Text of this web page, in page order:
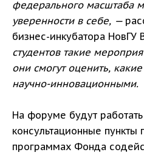
федерального масштаба
уверенности в себе, —
бизнес-инкубатора НовГУ
студентов такие
они смогут оценить,
научно-инновационными.
На форуме будут
консультационные пункты
программах Фонда